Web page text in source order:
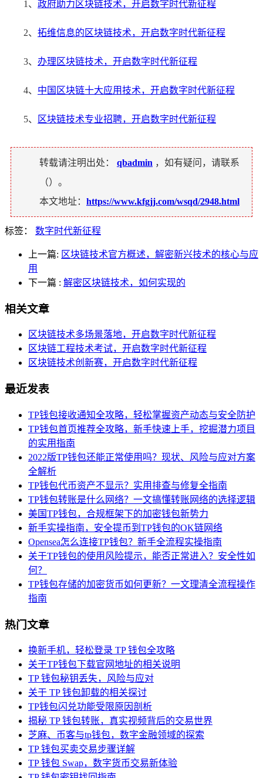
1、 政府助力区块链技术，开启数字时代新征程
2、 拓维信息的区块链技术，开启数字时代新征程
3、 办理区块链技术，开启数字时代新征程
4、 中国区块链十大应用技术，开启数字时代新征程
5、 区块链技术专业招聘，开启数字时代新征程
转载请注明出处： qbadmin ，如有疑问，请联系
（）。
本文地址： https://www.kfgjj.com/wsqd/2948.html
标签： 数字时代新征程
上一篇: 区块链技术官方概述，解密新兴技术的核心与应
用
下一篇 : 解密区块链技术，如何实现的
相关文章
区块链技术多场景落地，开启数字时代新征程
区块链工程技术考试，开启数字时代新征程
区块链技术创新赛，开启数字时代新征程
最近发表
TP钱包接收通知全攻略，轻松掌握资产动态与安全防护
TP钱包首页推荐全攻略，新手快速上手，挖掘潜力项目
的实用指南
2022版TP钱包还能正常使用吗？现状、风险与应对方案
全解析
TP钱包代币资产不显示？实用排查与修复全指南
TP钱包转账是什么网络？一文搞懂转账网络的选择逻辑
美国TP钱包，合规框架下的加密钱包新势力
新手实操指南，安全提币到TP钱包的OK链网络
Opensea怎么连接TP钱包？新手全流程实操指南
关于TP钱包的使用风险提示，能否正常进入？安全性如
何？
TP钱包存储的加密货币如何更新？一文理清全流程操作
指南
热门文章
换新手机，轻松登录 TP 钱包全攻略
关于TP钱包下载官网地址的相关说明
TP 钱包秘钥丢失，风险与应对
关于 TP 钱包卸载的相关探讨
TP钱包闪兑功能受限原因剖析
揭秘 TP 钱包转账，真实视频背后的交易世界
芝麻、币客与tp钱包，数字金融领域的探索
TP 钱包买卖交易步骤详解
TP 钱包 Swap，数字货币交易新体验